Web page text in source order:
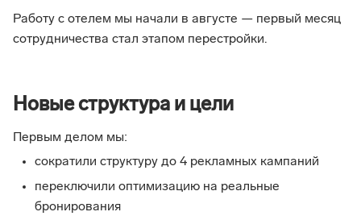
Работу с отелем мы начали в августе — первый месяц
сотрудничества стал этапом перестройки.
Новые структура и цели
Первым делом мы:
сократили структуру до 4 рекламных кампаний
переключили оптимизацию на реальные
бронирования